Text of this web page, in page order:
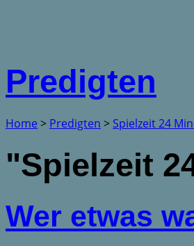
Predigten
Home > Predigten > Spielzeit 24
"Spielzeit
Wer etwas